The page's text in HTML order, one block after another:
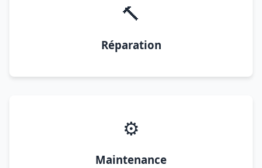
🔨
Réparation
⚙️
Maintenance